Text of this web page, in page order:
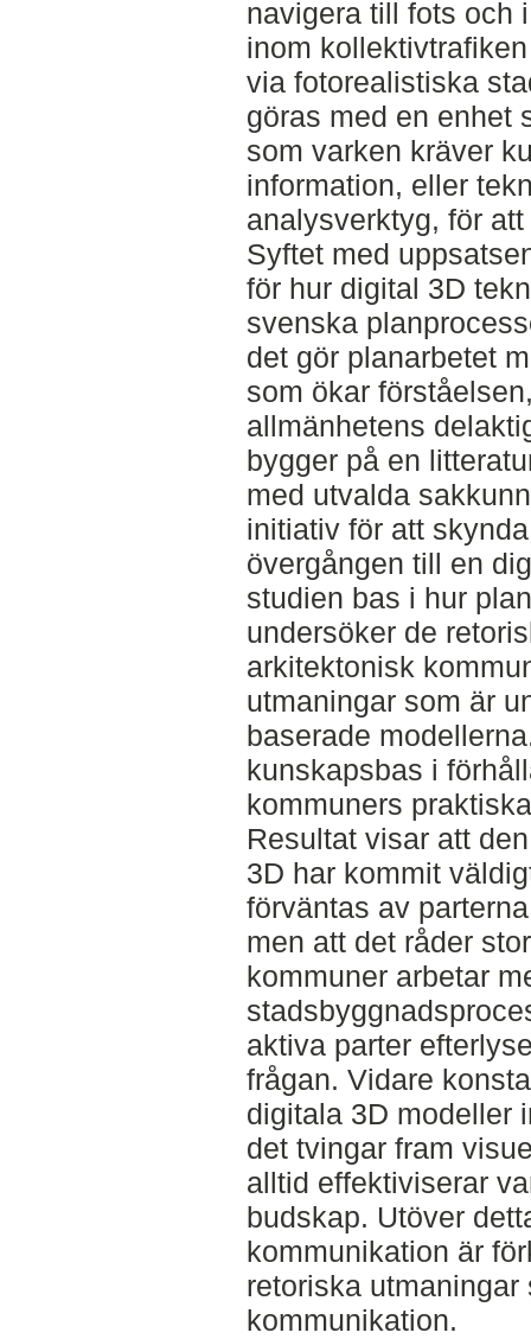
navigera till fots och
inom
via fotorealistiska
göras med en enhet
som varken kräver
information, eller
analysverktyg, för
Syftet med
för hur digital 3D
svenska
det gör planarbetet
som ökar
allmänhetens
bygger på en
med utvalda
initiativ för att
övergången till en
studien bas i hur
undersöker de
arkitektonisk
utmaningar som är
baserade
kunskapsbas i
kommuners
Resultat visar att
3D har kommit
förväntas av
men att det råder
kommuner arbetar
aktiva parter
frågan. Vidare
digitala 3D modeller
det tvingar fram
alltid effektiviserar
budskap. Utöver
kommunikation är
retoriska
kommunikation.